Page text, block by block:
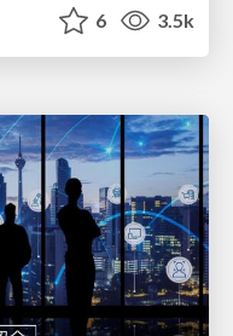
6 3.5k